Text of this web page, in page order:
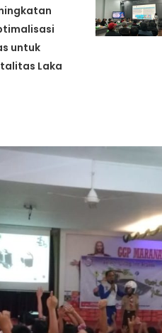
untuk
Laka